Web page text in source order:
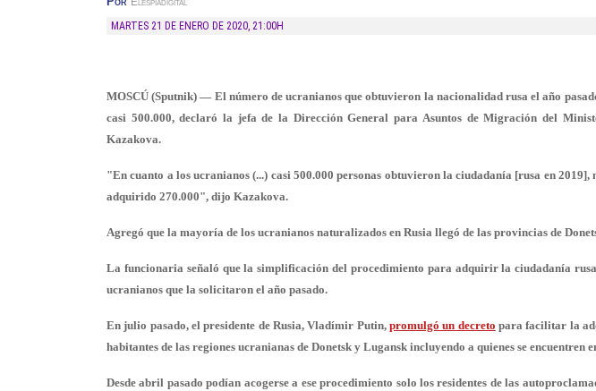
MARTES 21 DE ENERO DE 2020, 21:00H
MOSCÚ (Sputnik) — El número de ucranianos que obtuvieron la nacionalidad rusa el año
casi 500.000, declaró la jefa de la Dirección General para Asuntos de Migración del
Kazakova.
"En cuanto a los ucranianos (...) casi 500.000 personas obtuvieron la ciudadanía [rusa en
adquirido 270.000", dijo Kazakova.
Agregó que la mayoría de los ucranianos naturalizados en Rusia llegó de las provincias de
La funcionaria señaló quela simplificación del procedimiento para adquirir la ciudadanía
ucranianos que la solicitaron el año pasado.
En julio pasado, el presidente de Rusia, Vladímir Putin, promulgó un decreto para facilitar la
habitantes de las regiones ucranianas de Donetsk y Lugansk incluyendo a quienes se encuentren
Desde abril pasado podían acogerse a ese procedimiento solo los residentes de las